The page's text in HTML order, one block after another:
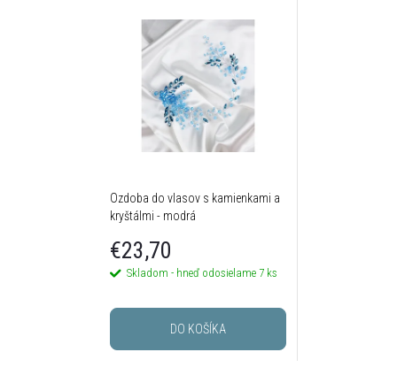
Ozdoba do vlasov s kamienkami a
kryštálmi - modrá
€23,70
Skladom - hneď odosielame 7 ks
DO KOŠÍKA